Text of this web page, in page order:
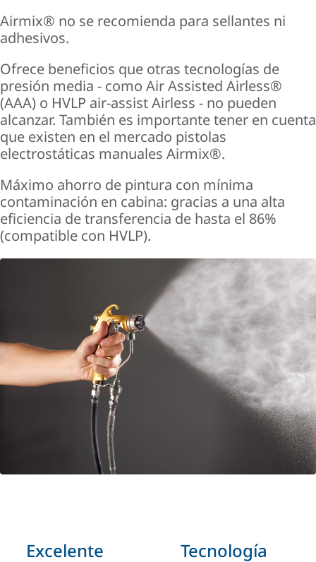
Airmix® no se recomienda para sellantes ni
adhesivos.
Ofrece beneficios que otras tecnologías de
presión media - como Air Assisted Airless®
(AAA) o HVLP air-assist Airless - no pueden
alcanzar. También es importante tener en cuenta
que existen en el mercado pistolas
electrostáticas manuales Airmix®.
Máximo ahorro de pintura con mínima
contaminación en cabina: gracias a una alta
eficiencia de transferencia de hasta el 86%
(compatible con HVLP).
Excelente Tecnología